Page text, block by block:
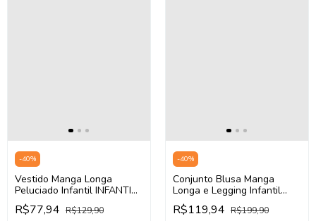
-40%
Vestido Manga Longa
Peluciado Infantil INFANTI
89208 (Creme Claro com
leves pontilhados)
R$77,94 R$129,90
-40%
Conjunto Blusa Manga
Longa e Legging Infantil
INFANTI 89425 (Nude/ Rosa
Médio)
R$119,94 R$199,90